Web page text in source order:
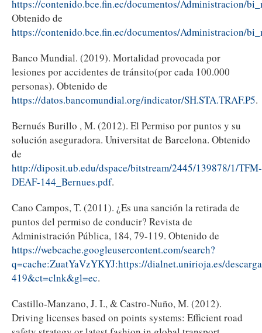
https://contenido.bce.fin.ec/documentos/Administracion/
Obtenido de
https://contenido.bce.fin.ec/documentos/Administracion/
Banco Mundial. (2019). Mortalidad provocada por
lesiones por accidentes de tránsito(por cada 100.000
personas). Obtenido de
https://datos.bancomundial.org/indicator/SH.STA.TRAF.P5.
Bernués Burillo , M. (2012). El Permiso por puntos y su
solución aseguradora. Universitat de Barcelona. Obtenido
de
http://diposit.ub.edu/dspace/bitstream/2445/139878/1/TFM-
DEAF-144_Bernues.pdf.
Cano Campos, T. (2011). ¿Es una sanción la retirada de
puntos del permiso de conducir? Revista de
Administración Pública, 184, 79-119. Obtenido de
https://webcache.googleusercontent.com/search?
q=cache:ZuatYaVzYKYJ:https://dialnet.unirioja.es/
419&ct=clnk&gl=ec.
Castillo-Manzano, J. I., & Castro-Nuño, M. (2012).
Driving licenses based on points systems: Efficient road